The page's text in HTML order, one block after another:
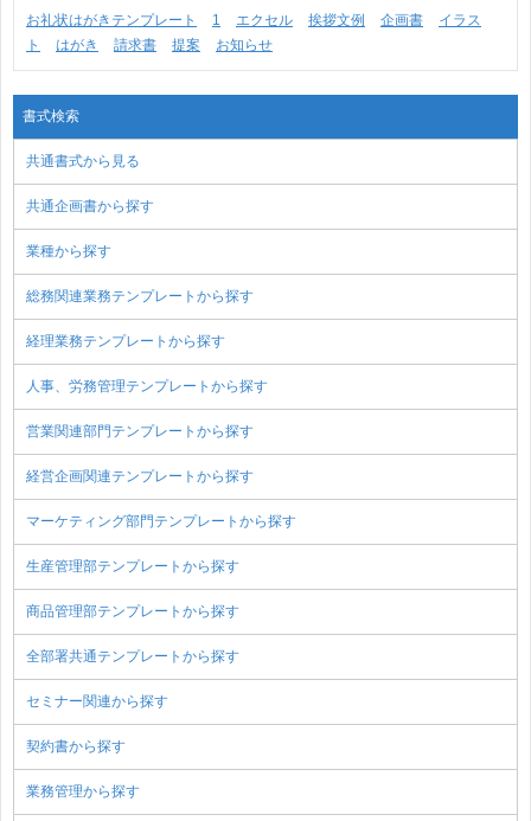
お礼状はがきテンプレート 1 エクセル 挨拶文例 企画書
イラス
ト
はがき 請求書 提案 お知らせ
書式検索
共通書式から見る
共通企画書から探す
業種から探す
総務関連業務テンプレートから探す
経理業務テンプレートから探す
人事、労務管理テンプレートから探す
営業関連部門テンプレートから探す
経営企画関連テンプレートから探す
マーケティング部門テンプレートから探す
生産管理部テンプレートから探す
商品管理部テンプレートから探す
全部署共通テンプレートから探す
セミナー関連から探す
契約書から探す
業務管理から探す